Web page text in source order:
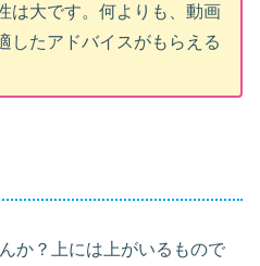
は大です。何よりも、動画
したアドバイスがもらえる
か？上には上がいるもので